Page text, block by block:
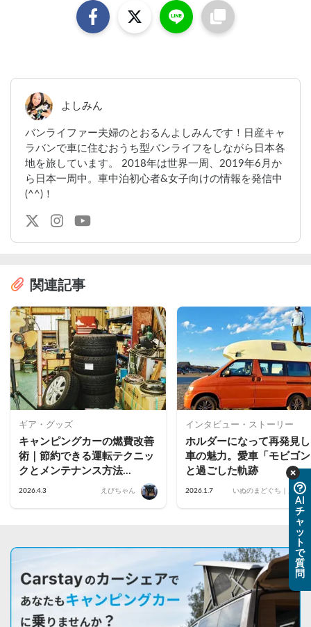
よしみん
バンライファー夫婦のとおるんよしみんです！日産キャ
ラバンで車に住むおうち型バンライフをしながら日本各
地を旅しています。 2018年は世界一周、2019年6月か
ら日本一周中。車中泊初心者&女子向けの情報を発信中
(^^)！
関連記事
ギア・グッズ
キャンピングカーの燃費改善
術｜節約できる運転テクニッ
クとメンテナンス方法
2026.4.3 えびちゃん
インタビュー・ストーリー
ホルダーになって再発見
車の魅力。愛車「モビゴ
と過ごした軌跡
2026.1.7 いぬのまどぐち｜片寄
AI
チ
ャ
ッ
ト
で
質
問